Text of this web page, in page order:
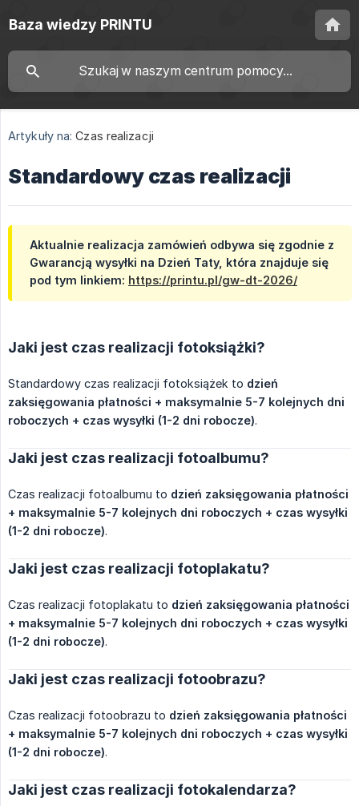
Baza wiedzy PRINTU
Artykuły na: Czas realizacji
Standardowy czas realizacji
Aktualnie realizacja zamówień odbywa się zgodnie z
Gwarancją wysyłki na Dzień Taty, która znajduje się
pod tym linkiem: https://printu.pl/gw-dt-2026/
Jaki jest czas realizacji fotoksiążki?
Standardowy czas realizacji fotoksiążek to dzień
zaksięgowania płatności + maksymalnie 5-7 kolejnych dni
roboczych + czas wysyłki (1-2 dni robocze).
Jaki jest czas realizacji fotoalbumu?
Czas realizacji fotoalbumu to dzień zaksięgowania płatności
+ maksymalnie 5-7 kolejnych dni roboczych + czas wysyłki
(1-2 dni robocze).
Jaki jest czas realizacji fotoplakatu?
Czas realizacji fotoplakatu to dzień zaksięgowania płatności
+ maksymalnie 5-7 kolejnych dni roboczych + czas wysyłki
(1-2 dni robocze).
Jaki jest czas realizacji fotoobrazu?
Czas realizacji fotoobrazu to dzień zaksięgowania płatności
+ maksymalnie 5-7 kolejnych dni roboczych + czas wysyłki
(1-2 dni robocze).
Jaki jest czas realizacji fotokalendarza?